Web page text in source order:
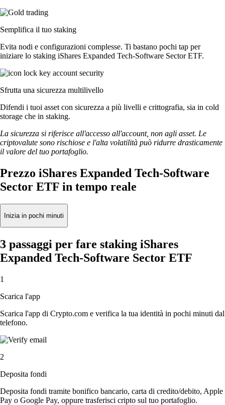
Semplifica il tuo staking
Evita nodi e configurazioni complesse. Ti bastano pochi tap per
iniziare lo staking iShares Expanded Tech-Software Sector ETF.
Sfrutta una sicurezza multilivello
Difendi i tuoi asset con sicurezza a più livelli e crittografia, sia in cold
storage che in staking.
La sicurezza si riferisce all'accesso all'account, non agli asset. Le
criptovalute sono rischiose e l'alta volatilità può ridurre drasticamente
il valore del tuo portafoglio.
Prezzo iShares Expanded Tech-Software
Sector ETF in tempo reale
Inizia in pochi minuti
3 passaggi per fare staking iShares
Expanded Tech-Software Sector ETF
1
Scarica l'app
Scarica l'app di Crypto.com e verifica la tua identità in pochi minuti dal
telefono.
2
Deposita fondi
Deposita fondi tramite bonifico bancario, carta di credito/debito, Apple
Pay o Google Pay, oppure trasferisci cripto sul tuo portafoglio.